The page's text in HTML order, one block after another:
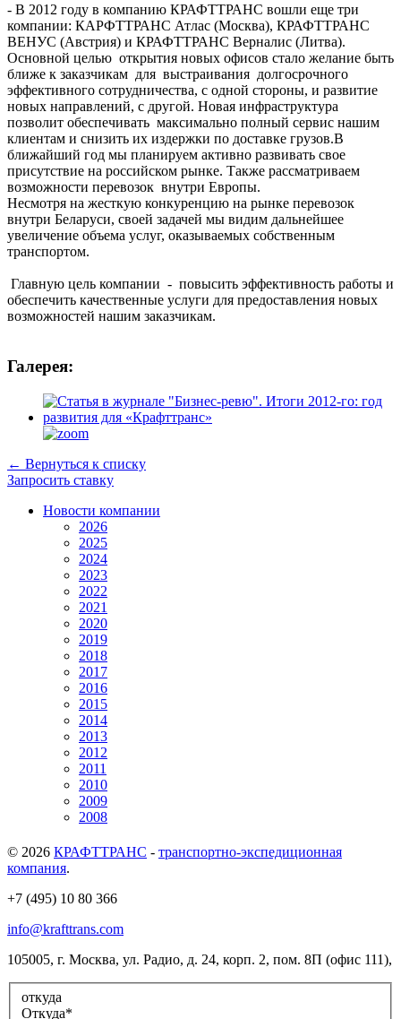
- В 2012 году в компанию КРАФТТРАНС вошли еще три
компании: КАРФТТРАНС Атлас (Москва), КРАФТТРАНС
ВЕНУС (Австрия) и КРАФТТРАНС Верналис (Литва).
Основной целью открытия новых офисов стало желание быть
ближе к заказчикам для выстраивания долгосрочного
эффективного сотрудничества, с одной стороны, и развитие
новых направлений, с другой. Новая инфраструктура
позволит обеспечивать максимально полный сервис нашим
клиентам и снизить их издержки по доставке грузов.В
ближайший год мы планируем активно развивать свое
присутствие на российском рынке. Также рассматриваем
возможности перевозок внутри Европы.
Несмотря на жесткую конкуренцию на рынке перевозок
внутри Беларуси, своей задачей мы видим дальнейшее
увеличение объема услуг, оказываемых собственным
транспортом.
Главную цель компании - повысить эффективность работы и
обеспечить качественные услуги для предоставления новых
возможностей нашим заказчикам.
Галерея:
← Вернуться к списку
Запросить ставку
Новости компании
2026
2025
2024
2023
2022
2021
2020
2019
2018
2017
2016
2015
2014
2013
2012
2011
2010
2009
2008
© 2026 КРАФТТРАНС - транспортно-экспедиционная
компания.
+7 (495) 10 80 366
info@krafttrans.com
105005, г. Москва, ул. Радио, д. 24, корп. 2, пом. 8П (офис 111),
откуда
Откуда*